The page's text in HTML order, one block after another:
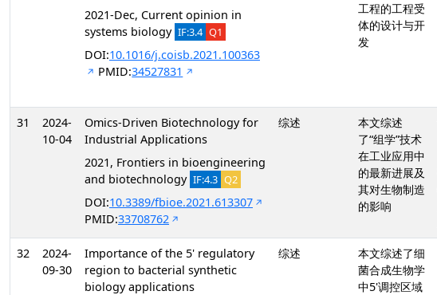
2021-Dec, Current opinion in
systems biology IF:3.4 Q1
DOI:10.1016/j.coisb.2021.100363
PMID:34527831
工程的工程受
体的设计与开
发
31
2024-
10-04
Omics-Driven Biotechnology for
Industrial Applications
2021, Frontiers in bioengineering
and biotechnology IF:4.3 Q2
DOI:10.3389/fbioe.2021.613307
PMID:33708762
综述
本文综述
了“组学”技术
在工业应用中
的最新进展及
其对生物制造
的影响
32
2024-
09-30
Importance of the 5' regulatory
region to bacterial synthetic
biology applications
综述
本文综述了细
菌合成生物学
中5'调控区域